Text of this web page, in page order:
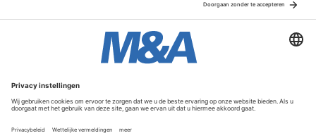
Service & Contact
Contact